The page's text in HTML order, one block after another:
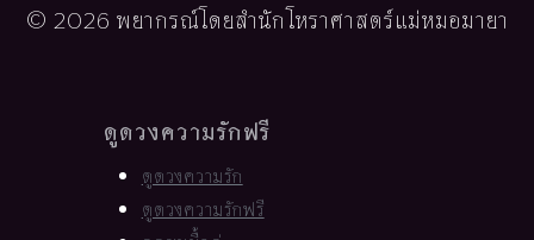
© 2026 พยากรณ์โดยสำนักโหราศาสตร์แม่หมอมายา
ดูดวงความรักฟรี
ดูดวงความรัก
ดูดวงความรักฟรี